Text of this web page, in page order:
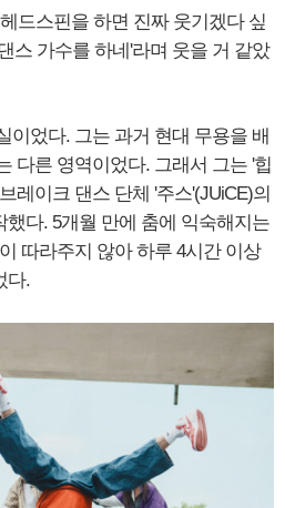
드스핀을 하면 진짜 웃기겠다 싶
스 가수를 하네'라며 웃을 거 같았
이었다. 그는 과거 현대 무용을 배
다른 영역이었다. 그래서 그는 '힙
레이크 댄스 단체 '주스'(JUiCE)의
다. 5개월 만에 춤에 익숙해지는
따라주지 않아 하루 4시간 이상
다.